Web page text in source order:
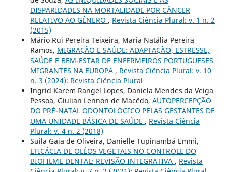
DISPARIDADES NA MORTALIDADE POR CÂNCER
RELATIVO AO GÊNERO , Revista Ciência Plural: v. 1 n. 2
(2015)
Mário Rui Pereira Teixeira, Maria Natália Pereira
Ramos, MIGRAÇÃO E SAÚDE: ADAPTAÇÃO, ESTRESSE,
SAÚDE E BEM-ESTAR DE ENFERMEIROS PORTUGUESES
MIGRANTES NA EUROPA , Revista Ciência Plural: v. 10
n. 3 (2024): Revista Ciência Plural
Ingrid Karem Rangel Lopes, Daniela Mendes da Veiga
Pessoa, Giulian Lennon de Macêdo, AUTOPERCEPÇÃO
DO PRÉ-NATAL ODONTOLÓGICO PELAS GESTANTES DE
UMA UNIDADE BÁSICA DE SAÚDE , Revista Ciência
Plural: v. 4 n. 2 (2018)
Suila Gaia de Oliveira, Danielle Tupinambá Emmi,
EFICÁCIA DE OLÉOS VEGETAIS NO CONTROLE DO
BIOFILME DENTAL: REVISÃO INTEGRATIVA , Revista